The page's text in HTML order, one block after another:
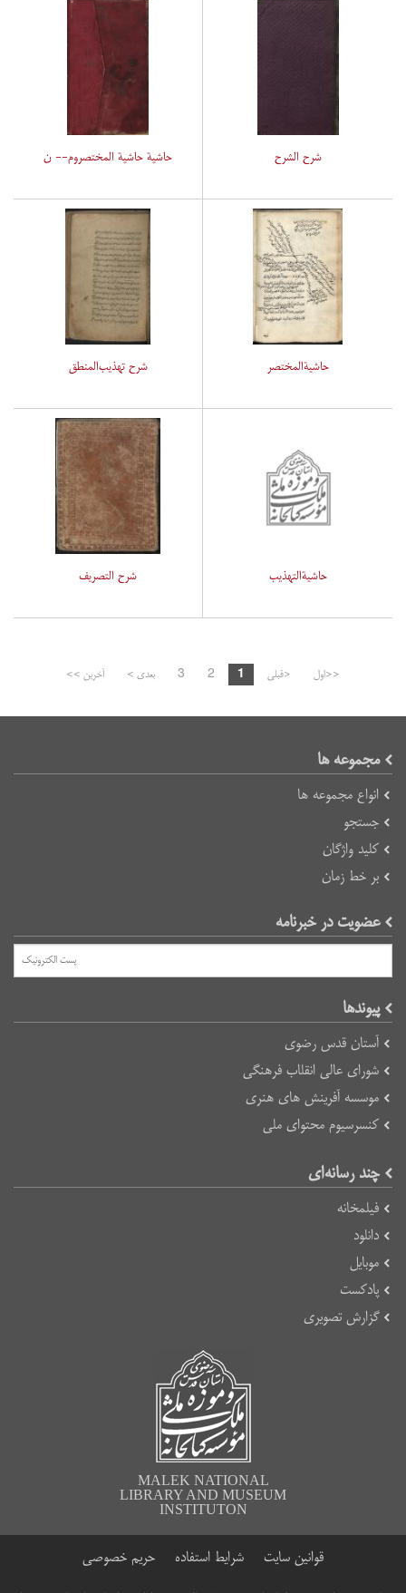
شرح الشرح حاشیة حاشیة المختصروم-- ن
حاشیةالمختصر شرح تهذیب‌المنطق
حاشیةالتهذیب شرح التصریف
<<اول <قبلی 1
2
3 بعدی > آخرین >>
مجموعه ها
انواع مجموعه ها
جستجو
کلید واژگان
بر خط زمان
عضویت در خبرنامه
پیوند‌ها
آستان قدس رضوی
شورای عالی انقلاب فرهنگی
موسسه آفرینش های هنری
کنسرسیوم محتوای ملی
چند رسانه‌ای
فیلمخانه
دانلود
موبایل
پادکست
گزارش تصویری
MALEK NATIONAL
LIBRARY AND MUSEUM
INSTITUTON
قوانین سایت شرایط استفاده حریم خصوصی